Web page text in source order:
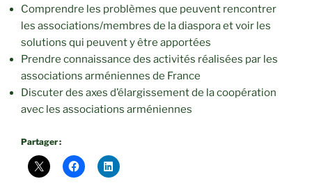
Comprendre les problèmes que peuvent rencontrer
les associations/membres de la diaspora et voir les
solutions qui peuvent y être apportées
Prendre connaissance des activités réalisées par les
associations arméniennes de France
Discuter des axes d’élargissement de la coopération
avec les associations arméniennes
Partager :